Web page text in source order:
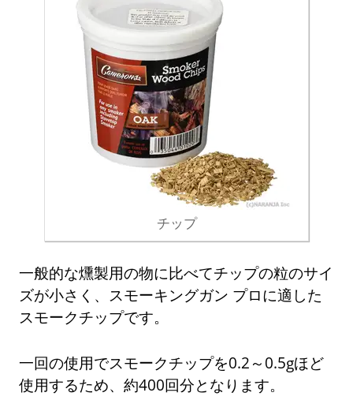
チップ
一般的な燻製用の物に比べてチップの粒のサイ
ズが小さく、スモーキングガン プロに適した
スモークチップです。
一回の使用でスモークチップを0.2～0.5gほど
使用するため、約400回分となります。